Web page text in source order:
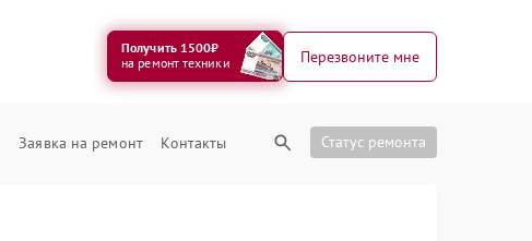
Получить 1500₽
на ремонт техники
Перезвоните мне
Заявка на ремонт Контакты Статус ремонта